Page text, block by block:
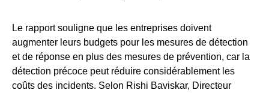
Le rapport souligne que les entreprises doivent
augmenter leurs budgets pour les mesures de détection
et de réponse en plus des mesures de prévention, car la
détection précoce peut réduire considérablement les
coûts des incidents. Selon Rishi Baviskar, Directeur